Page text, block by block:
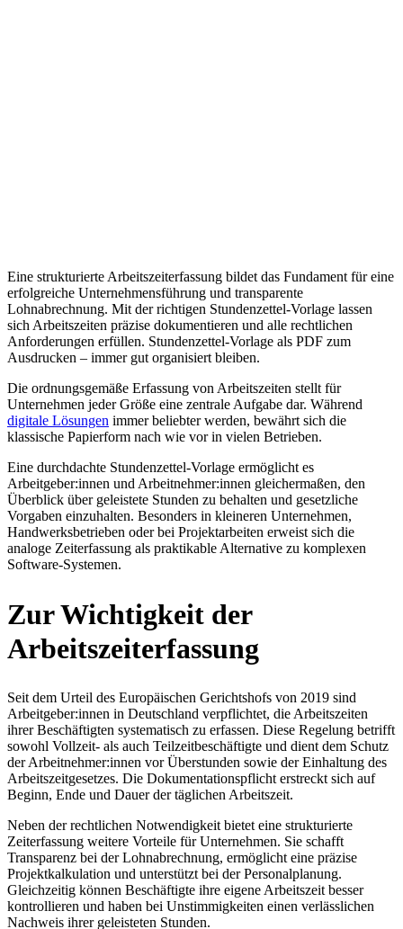
Eine strukturierte Arbeitszeiterfassung bildet das Fundament für eine
erfolgreiche Unternehmensführung und transparente
Lohnabrechnung. Mit der richtigen Stundenzettel-Vorlage lassen
sich Arbeitszeiten präzise dokumentieren und alle rechtlichen
Anforderungen erfüllen. Stundenzettel-Vorlage als PDF zum
Ausdrucken – immer gut organisiert bleiben.
Die ordnungsgemäße Erfassung von Arbeitszeiten stellt für
Unternehmen jeder Größe eine zentrale Aufgabe dar. Während
digitale Lösungen immer beliebter werden, bewährt sich die
klassische Papierform nach wie vor in vielen Betrieben.
Eine durchdachte Stundenzettel-Vorlage ermöglicht es
Arbeitgeber:innen und Arbeitnehmer:innen gleichermaßen, den
Überblick über geleistete Stunden zu behalten und gesetzliche
Vorgaben einzuhalten. Besonders in kleineren Unternehmen,
Handwerksbetrieben oder bei Projektarbeiten erweist sich die
analoge Zeiterfassung als praktikable Alternative zu komplexen
Software-Systemen.
Zur Wichtigkeit der
Arbeitszeiterfassung
Seit dem Urteil des Europäischen Gerichtshofs von 2019 sind
Arbeitgeber:innen in Deutschland verpflichtet, die Arbeitszeiten
ihrer Beschäftigten systematisch zu erfassen. Diese Regelung betrifft
sowohl Vollzeit- als auch Teilzeitbeschäftigte und dient dem Schutz
der Arbeitnehmer:innen vor Überstunden sowie der Einhaltung des
Arbeitszeitgesetzes. Die Dokumentationspflicht erstreckt sich auf
Beginn, Ende und Dauer der täglichen Arbeitszeit.
Neben der rechtlichen Notwendigkeit bietet eine strukturierte
Zeiterfassung weitere Vorteile für Unternehmen. Sie schafft
Transparenz bei der Lohnabrechnung, ermöglicht eine präzise
Projektkalkulation und unterstützt bei der Personalplanung.
Gleichzeitig können Beschäftigte ihre eigene Arbeitszeit besser
kontrollieren und haben bei Unstimmigkeiten einen verlässlichen
Nachweis ihrer geleisteten Stunden.